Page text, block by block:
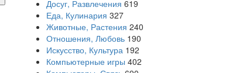
Досуг, Развлечения 619
Еда, Кулинария 327
Животные, Растения 240
Отношения, Любовь 190
Искусство, Культура 192
Компьютерные игры 402